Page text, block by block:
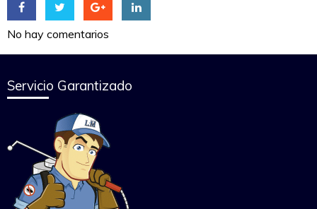
No hay comentarios
Servicio Garantizado